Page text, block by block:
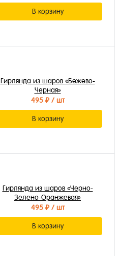
В корзину
Гирлянда из шаров «Бежево-
Черная»
495 ₽/ шт
В корзину
Гирлянда из шаров «Черно-
Зелено-Оранжевая»
495 ₽/ шт
В корзину